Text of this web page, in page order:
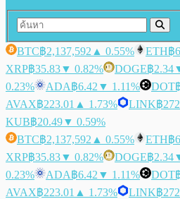
BTC฿2,137,592 ▲ 0.55% ETH฿
XRP฿35.83▼ 0.82% DOGE฿2.34
0.23%
ADA฿6.42 ▼ 1.11% DOT
AVAX฿223.01 ▲ 1.73% LINK฿
KUB฿20.49▼ 0.59%
BTC฿2,137,592 ▲ 0.55% ETH฿
XRP฿35.83▼ 0.82% DOGE฿2.34
0.23%
ADA฿6.42 ▼ 1.11% DOT
AVAX฿223.01 ▲ 1.73% LINK฿